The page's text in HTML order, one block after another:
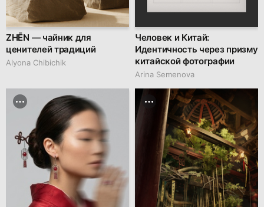
ZHĒN — чайник для
ценителей традиций
Alyona Chibichik
Человек и Китай:
Идентичность через призму
китайской фотографии
Arina Semenova